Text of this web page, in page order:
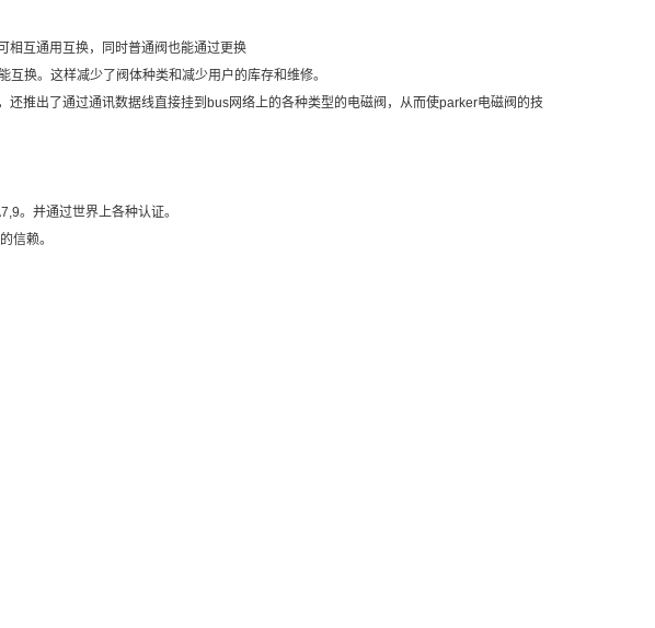
相互通用互换，同时普通阀也能通过更换
换。这样减少了阀体种类和减少用户的库存和维修。
推出了通过通讯数据线直接挂到bus网络上的各种类型的电磁阀，从而使parker电磁阀的技
。并通过世界上各种认证。
信赖。